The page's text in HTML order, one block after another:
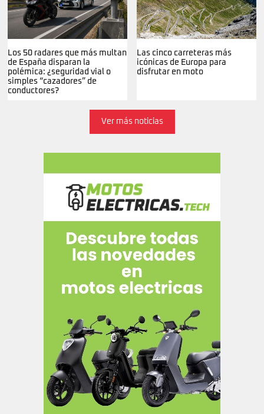
Los 50 radares que más multan
de España disparan la
polémica: ¿seguridad vial o
simples “cazadores” de
conductores?
Las cinco carreteras más
icónicas de Europa para
disfrutar en moto
Ver más noticias